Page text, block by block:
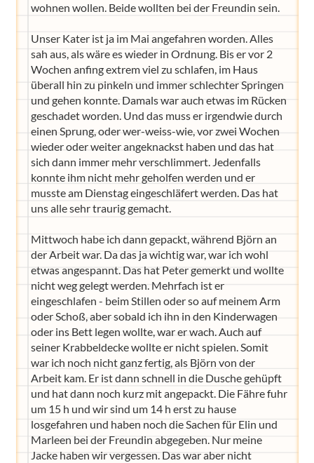
wohnen wollen. Beide wollten bei der Freundin sein.
Unser Kater ist ja im Mai angefahren worden. Alles
sah aus, als wäre es wieder in Ordnung. Bis er vor 2
Wochen anfing extrem viel zu schlafen, im Haus
überall hin zu pinkeln und immer schlechter Springen
und gehen konnte. Damals war auch etwas im Rücken
geschadet worden. Und das muss er irgendwie durch
einen Sprung, oder wer-weiss-wie, vor zwei Wochen
wieder oder weiter angeknackst haben und das hat
sich dann immer mehr verschlimmert. Jedenfalls
konnte ihm nicht mehr geholfen werden und er
musste am Dienstag eingeschläfert werden. Das hat
uns alle sehr traurig gemacht.
Mittwoch habe ich dann gepackt, während Björn an
der Arbeit war. Da das ja wichtig war, war ich wohl
etwas angespannt. Das hat Peter gemerkt und wollte
nicht weg gelegt werden. Mehrfach ist er
eingeschlafen - beim Stillen oder so auf meinem Arm
oder Schoß, aber sobald ich ihn in den Kinderwagen
oder ins Bett legen wollte, war er wach. Auch auf
seiner Krabbeldecke wollte er nicht spielen. Somit
war ich noch nicht ganz fertig, als Björn von der
Arbeit kam. Er ist dann schnell in die Dusche gehüpft
und hat dann noch kurz mit angepackt. Die Fähre fuhr
um 15 h und wir sind um 14 h erst zu hause
losgefahren und haben noch die Sachen für Elin und
Marleen bei der Freundin abgegeben. Nur meine
Jacke haben wir vergessen. Das war aber nicht